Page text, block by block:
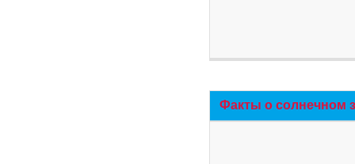
Факты о солнечном